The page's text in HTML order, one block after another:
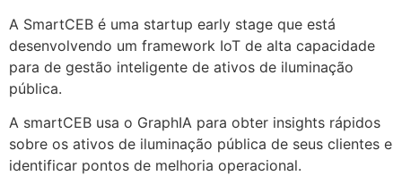
A SmartCEB é uma startup early stage que está
desenvolvendo um framework IoT de alta capacidade
para de gestão inteligente de ativos de iluminação
pública.
A smartCEB usa o GraphIA para obter insights rápidos
sobre os ativos de iluminação pública de seus clientes e
identificar pontos de melhoria operacional.